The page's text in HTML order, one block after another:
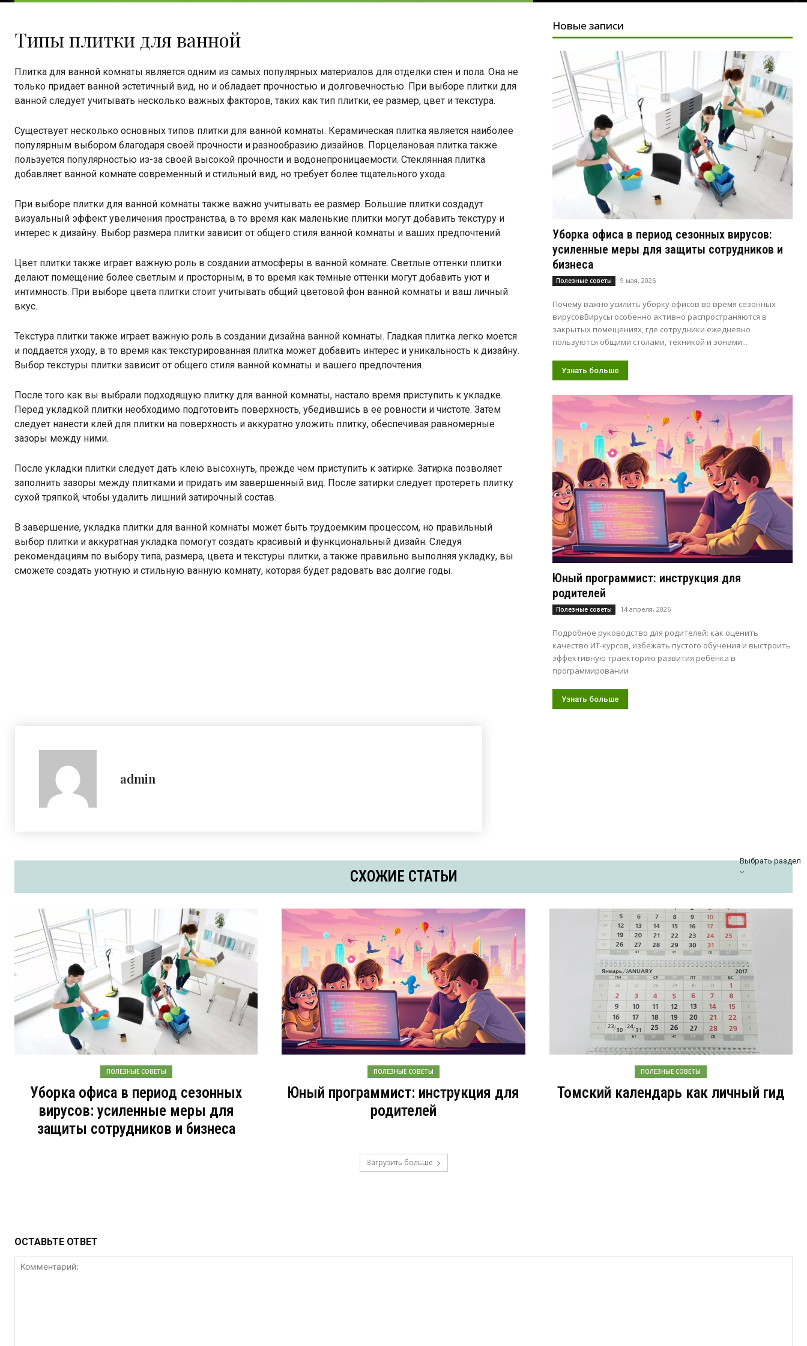
Типы плитки для ванной
Плитка для ванной комнаты является одним из самых популярных материалов для отделки стен и пола. Она не
только придает ванной эстетичный вид, но и обладает прочностью и долговечностью. При выборе плитки для
ванной следует учитывать несколько важных факторов, таких как тип плитки, ее размер, цвет и текстура.
Существует несколько основных типов плитки для ванной комнаты. Керамическая плитка является наиболее
популярным выбором благодаря своей прочности и разнообразию дизайнов. Порцелановая плитка также
пользуется популярностью из-за своей высокой прочности и водонепроницаемости. Стеклянная плитка
добавляет ванной комнате современный и стильный вид, но требует более тщательного ухода.
При выборе плитки для ванной комнаты также важно учитывать ее размер. Большие плитки создадут
визуальный эффект увеличения пространства, в то время как маленькие плитки могут добавить текстуру и
интерес к дизайну. Выбор размера плитки зависит от общего стиля ванной комнаты и ваших предпочтений.
Цвет плитки также играет важную роль в создании атмосферы в ванной комнате. Светлые оттенки плитки
делают помещение более светлым и просторным, в то время как темные оттенки могут добавить уют и
интимность. При выборе цвета плитки стоит учитывать общий цветовой фон ванной комнаты и ваш личный
вкус.
Текстура плитки также играет важную роль в создании дизайна ванной комнаты. Гладкая плитка легко моется
и поддается уходу, в то время как текстурированная плитка может добавить интерес и уникальность к дизайну.
Выбор текстуры плитки зависит от общего стиля ванной комнаты и вашего предпочтения.
После того как вы выбрали подходящую плитку для ванной комнаты, настало время приступить к укладке.
Перед укладкой плитки необходимо подготовить поверхность, убедившись в ее ровности и чистоте. Затем
следует нанести клей для плитки на поверхность и аккуратно уложить плитку, обеспечивая равномерные
зазоры между ними.
После укладки плитки следует дать клею высохнуть, прежде чем приступить к затирке. Затирка позволяет
заполнить зазоры между плитками и придать им завершенный вид. После затирки следует протереть плитку
сухой тряпкой, чтобы удалить лишний затирочный состав.
В завершение, укладка плитки для ванной комнаты может быть трудоемким процессом, но правильный
выбор плитки и аккуратная укладка помогут создать красивый и функциональный дизайн. Следуя
рекомендациям по выбору типа, размера, цвета и текстуры плитки, а также правильно выполняя укладку, вы
сможете создать уютную и стильную ванную комнату, которая будет радовать вас долгие годы.
Новые записи
Уборка офиса в период сезонных вирусов:
усиленные меры для защиты сотрудников и
бизнеса
Полезные советы 9 мая, 2026
Почему важно усилить уборку офисов во время сезонных
вирусовВирусы особенно активно распространяются в
закрытых помещениях, где сотрудники ежедневно
пользуются общими столами, техникой и зонами...
Узнать больше
Юный программист: инструкция для
родителей
Полезные советы 14 апреля, 2026
Подробное руководство для родителей: как оценить
качество ИТ-курсов, избежать пустого обучения и выстроить
эффективную траекторию развития ребёнка в
программировании
Узнать больше
admin
СХОЖИЕ СТАТЬИ
Выбрать раздел
ПОЛЕЗНЫЕ СОВЕТЫ
Уборка офиса в период сезонных
вирусов: усиленные меры для
защиты сотрудников и бизнеса
ПОЛЕЗНЫЕ СОВЕТЫ
Юный программист: инструкция для
родителей
ПОЛЕЗНЫЕ СОВЕТЫ
Томский календарь как личный гид
Загрузить больше
ОСТАВЬТЕ ОТВЕТ